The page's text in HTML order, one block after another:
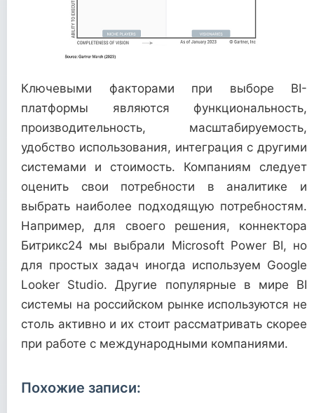
Ключевыми факторами при выборе BI-
платформы являются функциональность,
производительность, масштабируемость,
удобство использования, интеграция с другими
системами и стоимость. Компаниям следует
оценить свои потребности в аналитике и
выбрать наиболее подходящую потребностям.
Например, для своего решения, коннектора
Битрикс24 мы выбрали Microsoft Power BI, но
для простых задач иногда используем Google
Looker Studio. Другие популярные в мире BI
системы на российском рынке используются не
столь активно и их стоит рассматривать скорее
при работе с международными компаниями.
Похожие записи: